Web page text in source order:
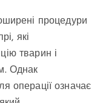
процедури
які
тварин і
Однак
операції означає